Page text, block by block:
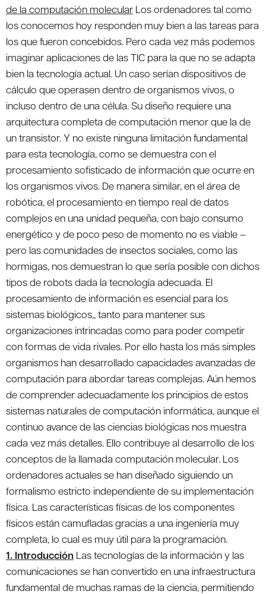
de la computación molecular Los ordenadores tal como
los conocemos hoy responden muy bien a las tareas para
los que fueron concebidos. Pero cada vez más podemos
imaginar aplicaciones de las TIC para la que no se adapta
bien la tecnología actual. Un caso serían dispositivos de
cálculo que operasen dentro de organismos vivos, o
incluso dentro de una célula. Su diseño requiere una
arquitectura completa de computación menor que la de
un transistor. Y no existe ninguna limitación fundamental
para esta tecnología, como se demuestra con el
procesamiento sofisticado de información que ocurre en
los organismos vivos. De manera similar, en el área de
robótica, el procesamiento en tiempo real de datos
complejos en una unidad pequeña, con bajo consumo
energético y de poco peso de momento no es viable –
pero las comunidades de insectos sociales, como las
hormigas, nos demuestran lo que sería posible con dichos
tipos de robots dada la tecnología adecuada. El
procesamiento de información es esencial para los
sistemas biológicos,, tanto para mantener sus
organizaciones intrincadas como para poder competir
con formas de vida rivales. Por ello hasta los más simples
organismos han desarrollado capacidades avanzadas de
computación para abordar tareas complejas. Aún hemos
de comprender adecuadamente los principios de estos
sistemas naturales de computación informática, aunque el
continuo avance de las ciencias biológicas nos muestra
cada vez más detalles. Ello contribuye al desarrollo de los
conceptos de la llamada computación molecular. Los
ordenadores actuales se han diseñado siguiendo un
formalismo estricto independiente de su implementación
física. Las características físicas de los componentes
físicos están camufladas gracias a una ingeniería muy
completa, lo cual es muy útil para la programación.
1. Introducción Las tecnologías de la información y las
comunicaciones se han convertido en una infraestructura
fundamental de muchas ramas de la ciencia, permitiendo